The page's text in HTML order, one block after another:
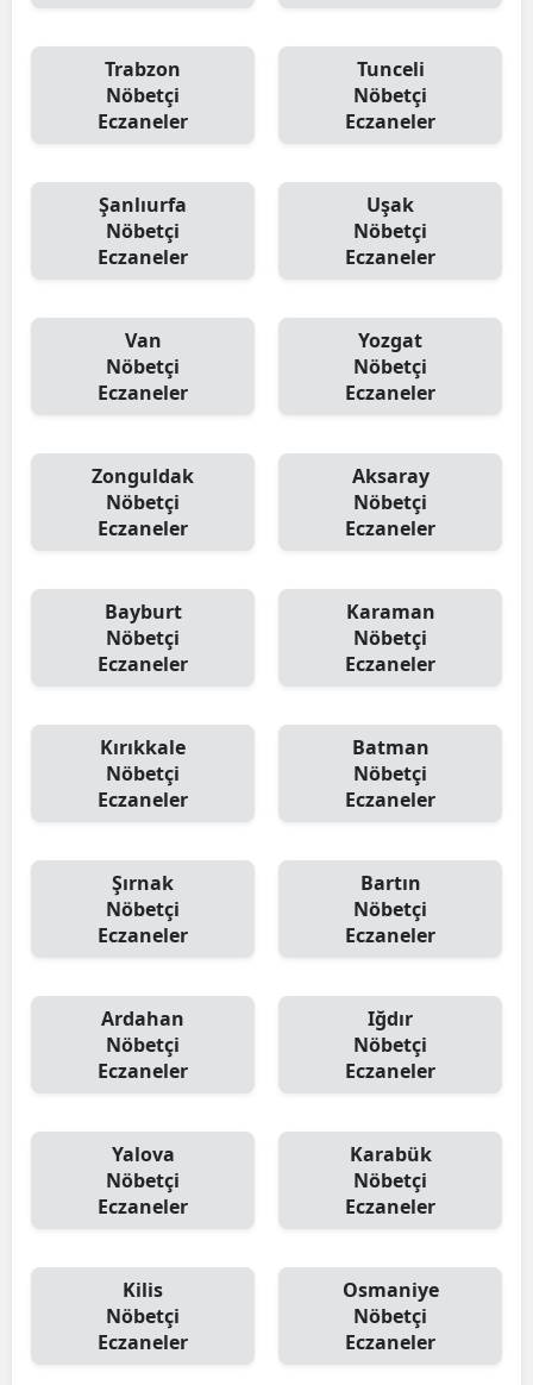
Trabzon
Nöbetçi
Eczaneler
Tunceli
Nöbetçi
Eczaneler
Şanlıurfa
Nöbetçi
Eczaneler
Uşak
Nöbetçi
Eczaneler
Van
Nöbetçi
Eczaneler
Yozgat
Nöbetçi
Eczaneler
Zonguldak
Nöbetçi
Eczaneler
Aksaray
Nöbetçi
Eczaneler
Bayburt
Nöbetçi
Eczaneler
Karaman
Nöbetçi
Eczaneler
Kırıkkale
Nöbetçi
Eczaneler
Batman
Nöbetçi
Eczaneler
Şırnak
Nöbetçi
Eczaneler
Bartın
Nöbetçi
Eczaneler
Ardahan
Nöbetçi
Eczaneler
Iğdır
Nöbetçi
Eczaneler
Yalova
Nöbetçi
Eczaneler
Karabük
Nöbetçi
Eczaneler
Kilis
Nöbetçi
Eczaneler
Osmaniye
Nöbetçi
Eczaneler